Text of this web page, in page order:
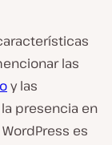
las
y las
presencia en
es